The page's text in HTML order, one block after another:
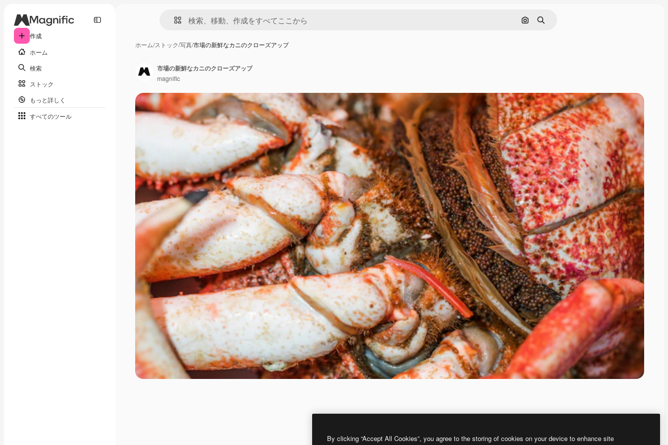
作成
ホーム
検索
ストック
もっと詳しく
すべてのツール
画像で検索
検索
ホーム/ストック/写真/市場の新鮮なカニのクローズアップ
市場の新鮮なカニのクローズアップ
magnific
By clicking “Accept All Cookies”, you agree to the storing of cookies on your device to enhance site